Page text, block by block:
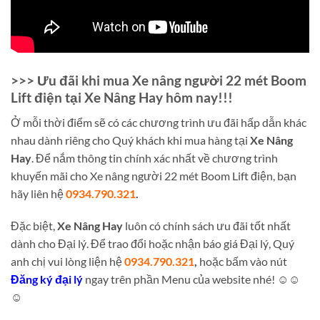
>>> Ưu đãi khi mua Xe nâng người 22 mét Boom
Lift điện tại Xe Nâng Hay hôm nay!!!
Ở mỗi thời điểm sẽ có các chương trình ưu đãi hấp dẫn khác
nhau dành riêng cho Quý khách khi mua hàng tại Xe Nâng
Hay . Để nắm thông tin chính xác nhất về chương trình
khuyến mãi cho Xe nâng người 22 mét Boom Lift điện, bạn
hãy liên hệ0934.790.321
Đặc biệt,Xe Nâng Hay luôn có chính sách ưu đãi tốt nhất
dành cho Đại lý. Để trao đổi hoặc nhận báo giá Đại lý, Quý
anh chị vui lòng liện hệ0934.790.321, hoặc bấm vào nút
Đăng ký đại lý ngay trên phần Menu của website nhé! ☺☺
☺